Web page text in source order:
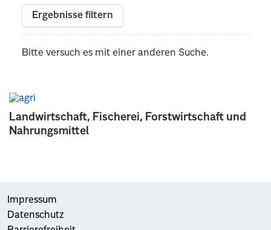
Landwirtschaft, Fischerei, Forstwirtschaft und
Nahrungsmittel
Ergebnisse filtern
Bitte versuch es mit einer anderen Suche.
Impressum
Datenschutz